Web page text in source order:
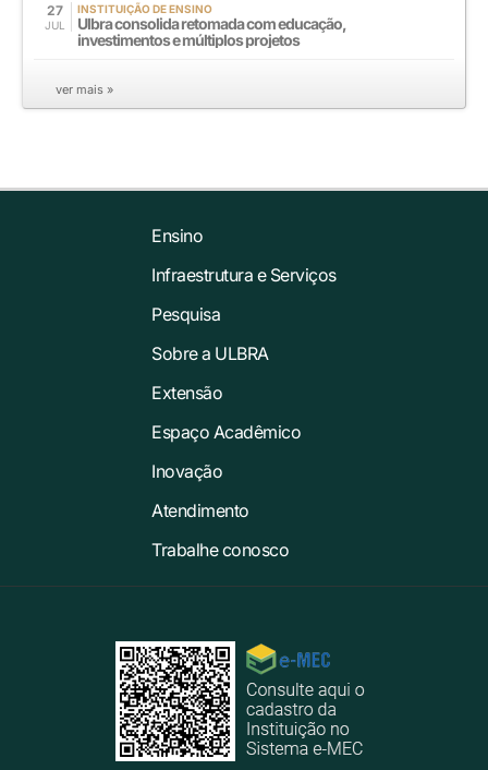
27
JUL
INSTITUIÇÃO DE ENSINO
Ulbra consolida retomada com educação,
investimentos e múltiplos projetos
ver mais »
Ensino
Infraestrutura e Serviços
Pesquisa
Sobre a ULBRA
Extensão
Espaço Acadêmico
Inovação
Atendimento
Trabalhe conosco